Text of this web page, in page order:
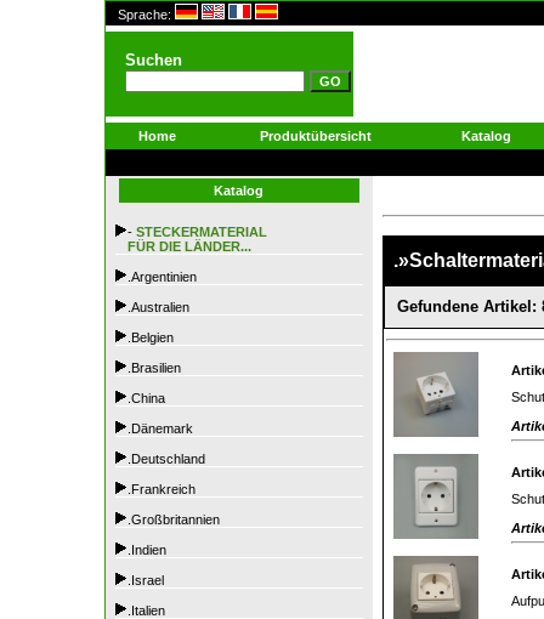
Sprache:
Suchen
Home Produktübersicht Katalog
Katalog
- STECKERMATERIAL
FÜR DIE LÄNDER...
.Argentinien
.Australien
.Belgien
.Brasilien
.China
.Dänemark
.Deutschland
.Frankreich
.Großbritannien
.Indien
.Israel
.Italien
Gefundene Artikel: